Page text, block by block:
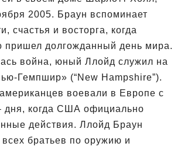
2005. Браун вспоминает
счастья и восторга, когда
пришел долгожданный день мира.
война, юный Ллойд служил на
Гемпшир» (“New Hampshire”).
воевали в Европе с
дня, когда США официально
действия. Ллойд Браун
братьев по оружию и